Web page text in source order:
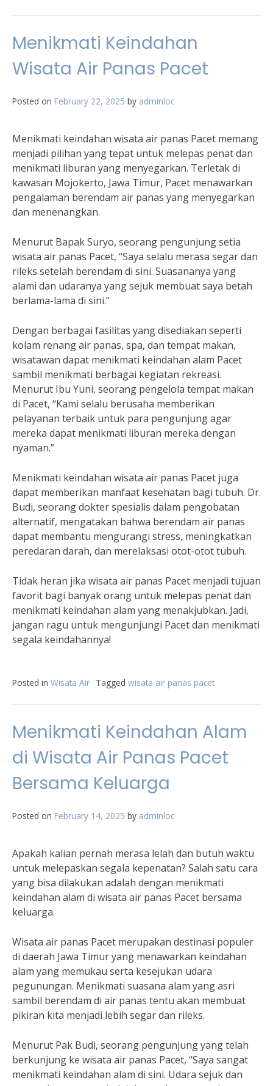
Menikmati Keindahan
Wisata Air Panas Pacet
Posted on February 22, 2025 by adminloc
Menikmati keindahan wisata air panas Pacet memang
menjadi pilihan yang tepat untuk melepas penat dan
menikmati liburan yang menyegarkan. Terletak di
kawasan Mojokerto, Jawa Timur, Pacet menawarkan
pengalaman berendam air panas yang menyegarkan
dan menenangkan.
Menurut Bapak Suryo, seorang pengunjung setia
wisata air panas Pacet, “Saya selalu merasa segar dan
rileks setelah berendam di sini. Suasananya yang
alami dan udaranya yang sejuk membuat saya betah
berlama-lama di sini.”
Dengan berbagai fasilitas yang disediakan seperti
kolam renang air panas, spa, dan tempat makan,
wisatawan dapat menikmati keindahan alam Pacet
sambil menikmati berbagai kegiatan rekreasi.
Menurut Ibu Yuni, seorang pengelola tempat makan
di Pacet, “Kami selalu berusaha memberikan
pelayanan terbaik untuk para pengunjung agar
mereka dapat menikmati liburan mereka dengan
nyaman.”
Menikmati keindahan wisata air panas Pacet juga
dapat memberikan manfaat kesehatan bagi tubuh. Dr.
Budi, seorang dokter spesialis dalam pengobatan
alternatif, mengatakan bahwa berendam air panas
dapat membantu mengurangi stress, meningkatkan
peredaran darah, dan merelaksasi otot-otot tubuh.
Tidak heran jika wisata air panas Pacet menjadi tujuan
favorit bagi banyak orang untuk melepas penat dan
menikmati keindahan alam yang menakjubkan. Jadi,
jangan ragu untuk mengunjungi Pacet dan menikmati
segala keindahannya!
Posted in Wisata Air Tagged wisata air panas pacet
Menikmati Keindahan Alam
di Wisata Air Panas Pacet
Bersama Keluarga
Posted on February 14, 2025 by adminloc
Apakah kalian pernah merasa lelah dan butuh waktu
untuk melepaskan segala kepenatan? Salah satu cara
yang bisa dilakukan adalah dengan menikmati
keindahan alam di wisata air panas Pacet bersama
keluarga.
Wisata air panas Pacet merupakan destinasi populer
di daerah Jawa Timur yang menawarkan keindahan
alam yang memukau serta kesejukan udara
pegunungan. Menikmati suasana alam yang asri
sambil berendam di air panas tentu akan membuat
pikiran kita menjadi lebih segar dan rileks.
Menurut Pak Budi, seorang pengunjung yang telah
berkunjung ke wisata air panas Pacet, “Saya sangat
menikmati keindahan alam di sini. Udara sejuk dan